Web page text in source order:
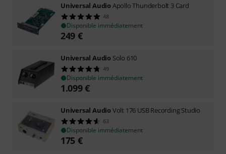
Universal AudioApollo Thunderbolt 3 Card
48
Disponible immédiatement
249 €
Universal Audio Solo 610
49
Disponible immédiatement
1.099€
Universal AudioVolt 176 USB Recording Studio
63
Disponible immédiatement
175 €